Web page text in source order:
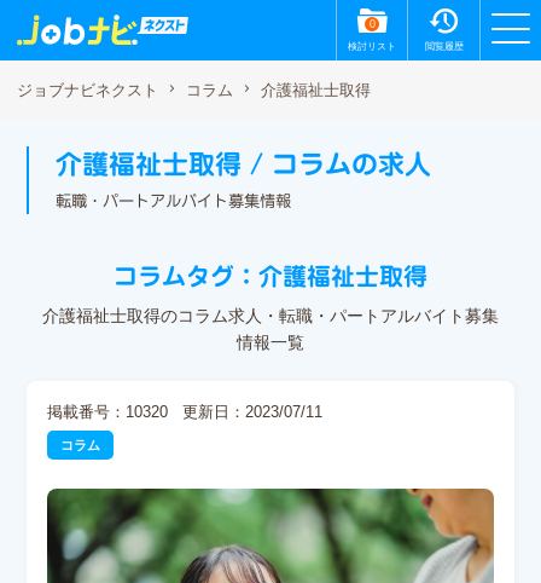
0
検討リスト 閲覧履歴
ジョブナビネクスト コラム 介護福祉士取得
介護福祉士取得 / コラムの求人
転職・パートアルバイト募集情報
コラムタグ：介護福祉士取得
介護福祉士取得のコラム求人・転職・パートアルバイト募集
情報一覧
掲載番号：10320 更新日：2023/07/11
コラム